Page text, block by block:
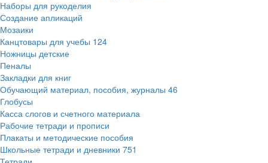
Наборы для рукоделия
Создание апликаций
Мозаики
Канцтовары для учебы 124
Ножницы детские
Пеналы
Закладки для книг
Обучающий материал, пособия, журналы 46
Глобусы
Касса слогов и счетного материала
Рабочие тетради и прописи
Плакаты и методические пособия
Школьные тетради и дневники 751